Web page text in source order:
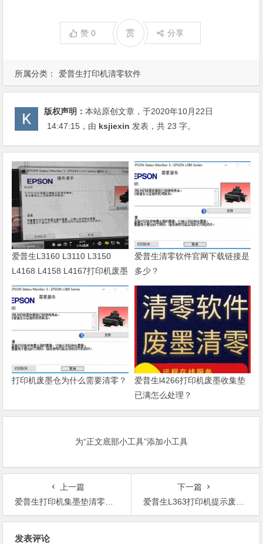
所属分类： 爱普生打印机清零软件
赞0 赏 分享
版权声明：本站原创文章，于2020年10月22日
14:47:15 ，由 ksjiexin 发表，共 23 字。
爱普生L3160 L3110 L3150
L4168 L4158 L4167打印机废墨
清零软件
爱普生清零软件官网下载链接是
多少？
打印机废墨仓为什么需要清零？
爱普生l4266打印机废墨收集垫
已满怎么处理？
为“正文底部小工具”添加小工具
上一篇
爱普生打印机集墨垫清零软件R270,我们要怎么样下载软件？
下一篇
爱普生L363打印机提示废墨满了,你们有没有碰到过这种情况？
发表评论